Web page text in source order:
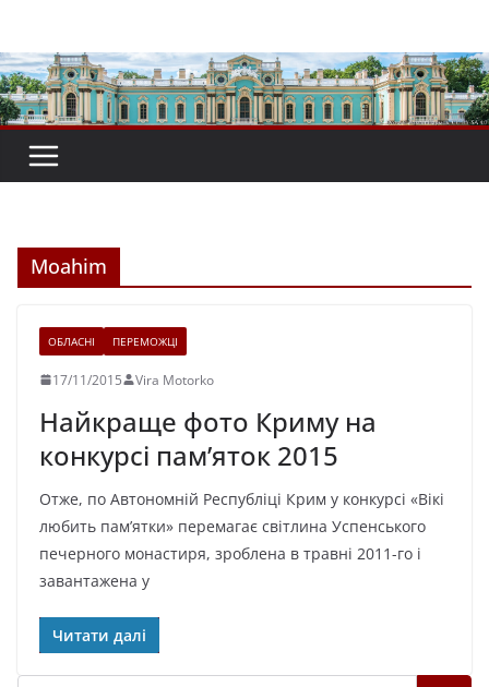
вмісту
Moahim
ОБЛАСНІ ПЕРЕМОЖЦІ
17/11/2015 Vira Motorko
Найкраще фото Криму на
конкурсі пам’яток 2015
Отже, по Автономній Республіці Крим у конкурсі «Вікі
любить пам’ятки» перемагає світлина Успенського
печерного монастиря, зроблена в травні 2011-го і
завантажена у
Читати далі